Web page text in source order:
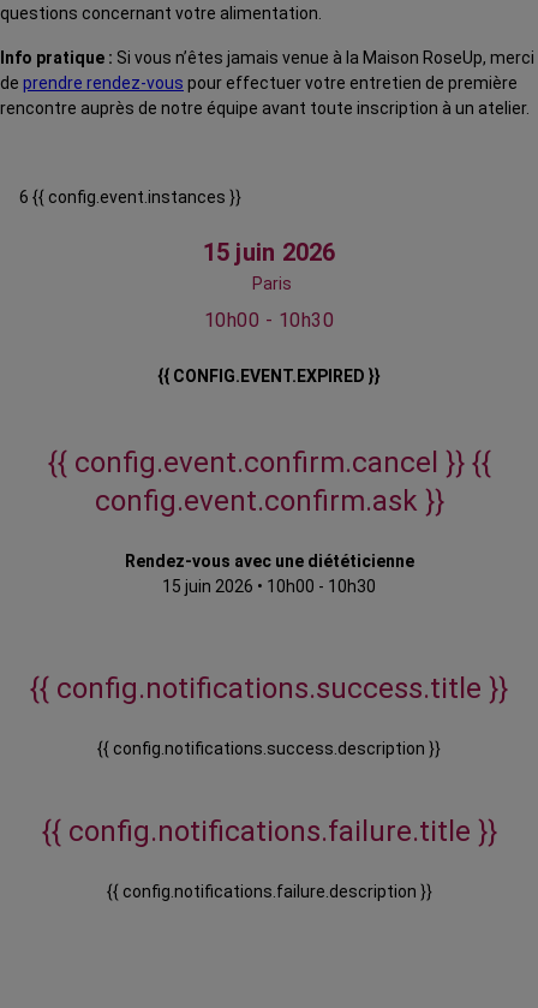
questions concernant votre alimentation.
Info pratique : Si vous n’êtes jamais venue à la Maison RoseUp, merci
de prendre rendez-vous pour effectuer votre entretien de première
rencontre auprès de notre équipe avant toute inscription à un atelier.
6 {{ config.event.instances }}
15 juin 2026
Paris
10h00 - 10h30
{{ CONFIG.EVENT.EXPIRED }}
{{ config.event.confirm.cancel }} {{
config.event.confirm.ask }}
Rendez-vous avec une diététicienne
15 juin 2026 • 10h00 - 10h30
{{ config.notifications.success.title }}
{{ config.notifications.success.description }}
{{ config.notifications.failure.title }}
{{ config.notifications.failure.description }}